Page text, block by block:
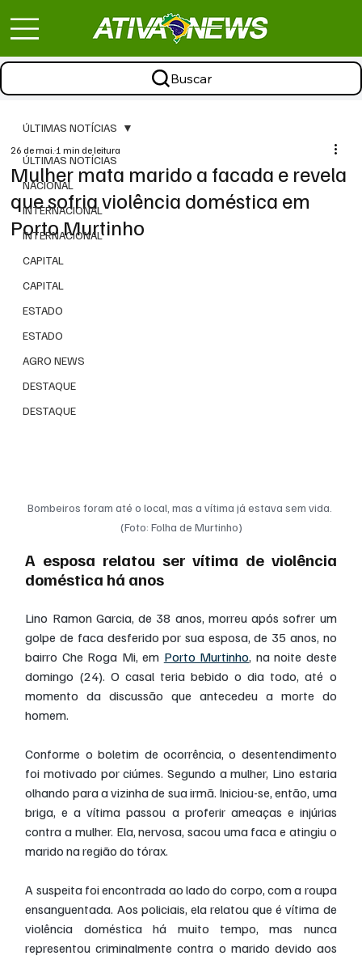
Buscar
ÚLTIMAS NOTÍCIAS
NACIONAL
INTERNACIONAL
INTERNACIONAL
CAPITAL
CAPITAL
ESTADO
ESTADO
AGRO NEWS
DESTAQUE
DESTAQUE
ÚLTIMAS NOTÍCIAS
Mulher mata marido a facada e revela
que sofria violência doméstica em
Porto Murtinho
26 de mai.1 min de leitura
Bombeiros foram até o local, mas a vítima já estava sem vida.
(Foto: Folha de Murtinho)
A esposa relatou ser vítima de violência
doméstica há anos
Lino Ramon Garcia, de 38 anos, morreu após sofrer um
golpe de faca desferido por sua esposa, de 35 anos, no
bairro Che Roga Mi, em Porto Murtinho, na noite deste
domingo (24). O casal teria bebido o dia todo, até o
momento da discussão que antecedeu a morte do
homem.
Conforme o boletim de ocorrência, o desentendimento
foi motivado por ciúmes. Segundo a mulher, Lino estaria
olhando para a vizinha de sua irmã. Iniciou-se, então, uma
briga, e a vítima passou a proferir ameaças e injúrias
contra a mulher. Ela, nervosa, sacou uma faca e atingiu o
marido na região do tórax.
A suspeita foi encontrada ao lado do corpo, com a roupa
ensanguentada. Aos policiais, ela relatou que é vítima de
violência doméstica há muito tempo, mas nunca
representou criminalmente contra o marido devido aos